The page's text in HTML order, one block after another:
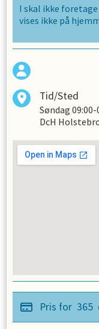
I skal ikke
vises ikke på
Tid/Sted
Søndag09:00-
DcH
Pris for 365